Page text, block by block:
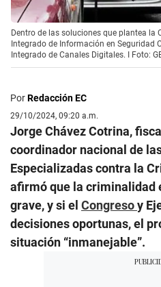
Dentro de las soluciones que plantea la
Integrado de Información en Seguridad
Integrado de Canales Digitales. I Foto:
PorRedacción EC
29/10/2024, 09:20 a.m.
Jorge Chávez Cotrina,
coordinador nacional de
Especializadas contra la
afirmó que la criminalidad
grave, y si el Congresoy
decisiones oportunas, el
situación “inmanejable”.